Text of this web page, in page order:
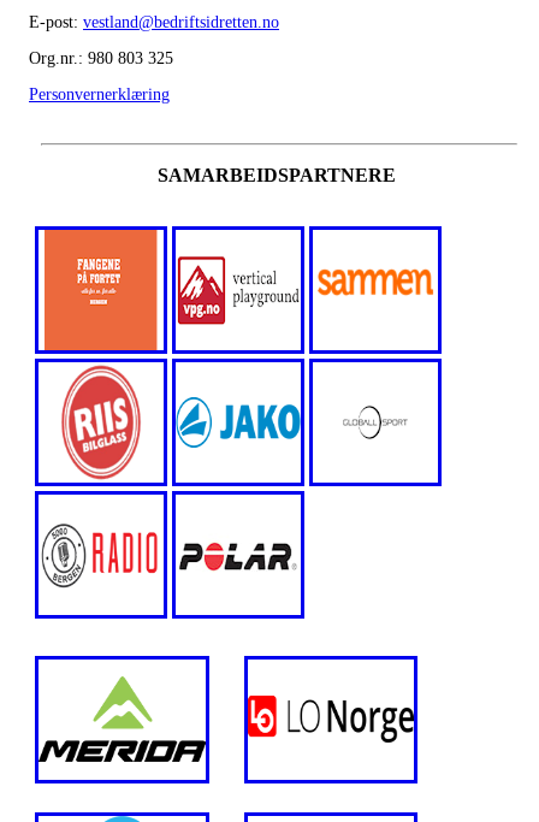
E-post: vestland@bedriftsidretten.no
Org.nr.: 980 803 325
Personvernerklæring
SAMARBEIDSPARTNERE